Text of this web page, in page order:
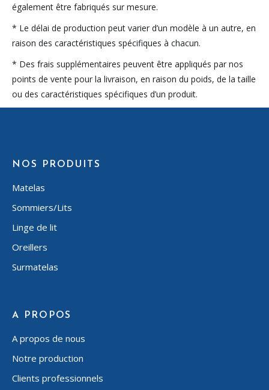
également être fabriqués sur mesure.
* Le délai de production peut varier d’un modèle à un autre, en
raison des caractéristiques spécifiques à chacun.
* Des frais supplémentaires peuvent être appliqués par nos
points de vente pour la livraison, en raison du poids, de la taille
ou des caractéristiques spécifiques d’un produit.
NOS PRODUITS
Matelas
Sommiers/Lits
Linge de lit
Oreillers
Surmatelas
A PROPOS
A propos de nous
Notre production
Clients professionnels